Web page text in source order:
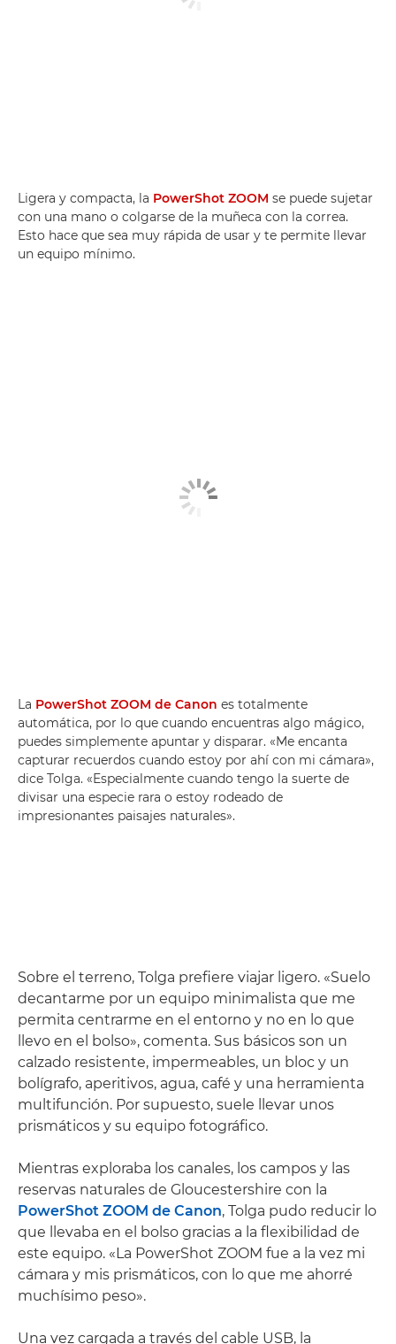
Ligera y compacta, la PowerShot ZOOM se puede sujetar
con una mano o colgarse de la muñeca con la correa.
Esto hace que sea muy rápida de usar y te permite llevar
un equipo mínimo.
La PowerShot ZOOM de Canon es totalmente
automática, por lo que cuando encuentras algo mágico,
puedes simplemente apuntar y disparar. «Me encanta
capturar recuerdos cuando estoy por ahí con mi cámara»,
dice Tolga. «Especialmente cuando tengo la suerte de
divisar una especie rara o estoy rodeado de
impresionantes paisajes naturales».
Sobre el terreno, Tolga prefiere viajar ligero. «Suelo
decantarme por un equipo minimalista que me
permita centrarme en el entorno y no en lo que
llevo en el bolso», comenta. Sus básicos son un
calzado resistente, impermeables, un bloc y un
bolígrafo, aperitivos, agua, café y una herramienta
multifunción. Por supuesto, suele llevar unos
prismáticos y su equipo fotográfico.
Mientras exploraba los canales, los campos y las
reservas naturales de Gloucestershire con la
PowerShot ZOOM de Canon, Tolga pudo reducir lo
que llevaba en el bolso gracias a la flexibilidad de
este equipo. «La PowerShot ZOOM fue a la vez mi
cámara y mis prismáticos, con lo que me ahorré
muchísimo peso».
Una vez cargada a través del cable USB, la